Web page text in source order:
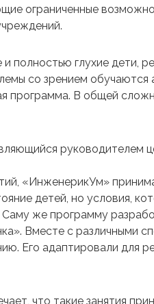
ограниченные
полностью глухие дети,
со зрением обучаются
программа. В общей
руководителем
«ИнженерикУм»
детей, но условия,
же программу
Вместе с различными
Его адаптировали для
что такие занятия